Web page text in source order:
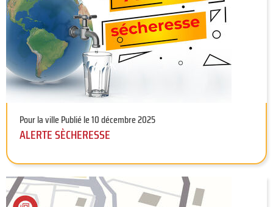
Pour la ville Publié le 10 décembre 2025
ALERTE SÈCHERESSE